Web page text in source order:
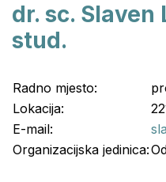
dr. sc.
stud.
Radno mjesto:
Lokacija:
E-mail:
Organizacijska jedinica: